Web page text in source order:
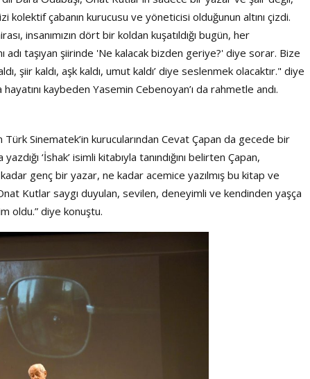
kolektif çabanın kurucusu ve yöneticisi olduğunun altını çizdi.
insanımızın dört bir koldan kuşatıldığı bugün, her
taşıyan şiirinde 'Ne kalacak bizden geriye?' diye sorar. Bize
şiir kaldı, aşk kaldı, umut kaldı’ diye seslenmek olacaktır." diye
kaybeden Yasemin Cebenoyan’ı da rahmetle andı.
Sinematek’in kurucularından Cevat Çapan da gecede bir
‘İshak’ isimli kitabıyla tanındığını belirten Çapan,
genç bir yazar, ne kadar acemice yazılmış bu kitap ve
Kutlar saygı duyulan, sevilen, deneyimli ve kendinden yaşça
oldu.” diye konuştu.